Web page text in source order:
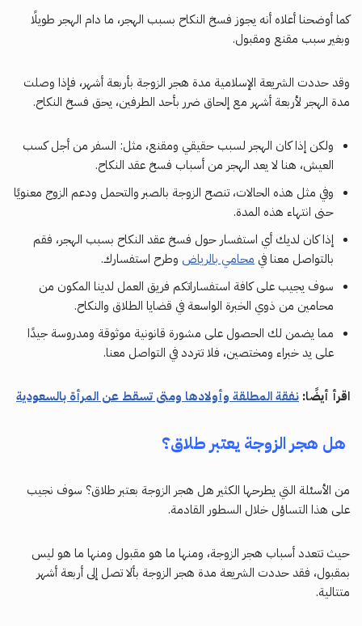
كما أوضحنا أعلاه أنه يجوز فسخ النكاح بسبب الهجر، ما دام الهجر طويلًا
وبغير سبب مقنع ومقبول.
وقد حددت الشريعة الإسلامية مدة هجر الزوجة بأربعة أشهر، فإذا وصلت
مدة الهجر لأربعة أشهر مع إلحاق ضرر بأحد الطرفين، يحق فسخ النكاح.
ولكن إذا كان الهجر لسبب حقيقي ومقنع، مثل: السفر من أجل كسب
العيش، هنا لا يعد الهجر من أسباب فسخ عقد النكاح.
وفي مثل هذه الحالات، تنصح الزوجة بالصبر والتحمل ودعم الزوج معنويًا
حنى انتهاء هذه المدة.
إذا كان لديك أي استفسار حول فسخ عقد النكاح بسبب الهجر، فقم
بالتواصل معنا في محامي بالرياض وطرح استفسارك.
سوف يجيب على كافة استفساراتكم فريق العمل لدينا المكون من
محامين من ذوي الخبرة الواسعة في قضايا الطلاق والنكاح.
مما يضمن لك الحصول على مشورة قانونية موثوقة ومدروسة جيدًا
على يد خبراء ومختصين، فلا تتردد في التواصل معنا.
اقرأ أيضًا: نفقة المطلقة وأولادها ومتى تسقط عن المرأة بالسعودية
هل هجر الزوجة يعتبر طلاق؟
من الأسئلة التي يطرحها الكثير هل هجر الزوجة بعتبر طلاق؟ سوف نجيب
على هذا التساؤل خلال السطور القادمة.
حيث تتعدد أسباب هجر الزوجة، ومنها ما هو مقبول ومنها ما هو ليس
بمقبول، فقد حددت الشريعة مدة هجر الزوجة بألا تصل إلى أربعة أشهر
متتالية.